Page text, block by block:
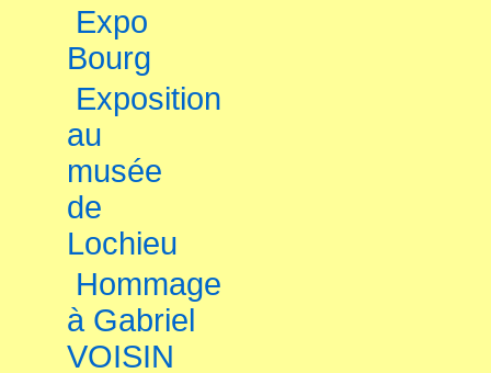
Expo
Bourg
Exposition
au
musée
de
Lochieu
Hommage
à Gabriel
VOISIN